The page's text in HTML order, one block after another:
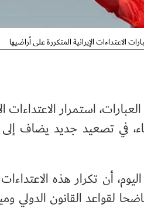
الاعتداءات الإيرانية المتكررة على أراضيها
استمرار الاعتداءات
في تصعيد جديد يضاف إلى
أن تكرار هذه
لقواعد القانون الدولي